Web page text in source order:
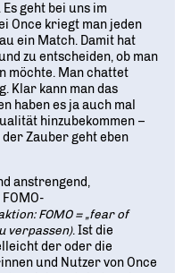
geht bei uns im
Once kriegt man jeden
ein Match. Damit hat
zu entscheiden, ob man
möchte. Man chattet
Klar kann man das
haben es ja auch mal
hinzubekommen –
Zauber geht eben
anstrengend,
FOMO = „fear of
verpassen). Ist die
der oder die
und Nutzer von Once